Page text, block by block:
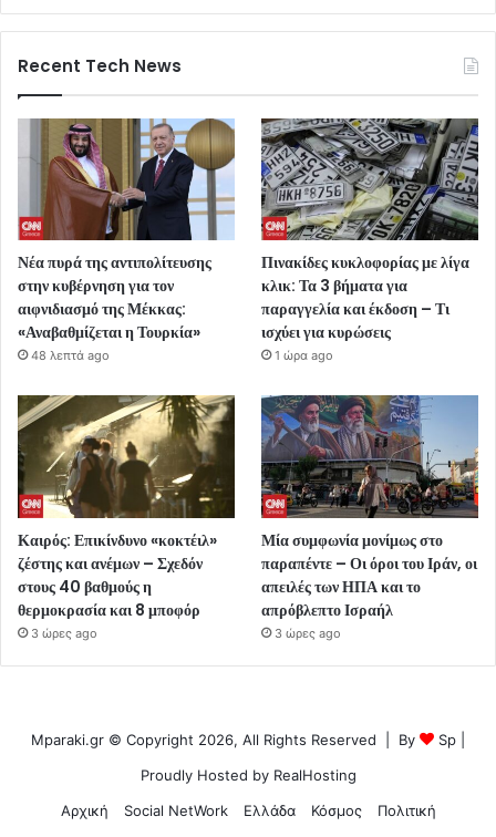
Recent Tech News
Νέα πυρά της αντιπολίτευσης
στην κυβέρνηση για τον
αιφνιδιασμό της Μέκκας:
«Αναβαθμίζεται η Τουρκία»
48 λεπτά ago
Πινακίδες κυκλοφορίας με λίγα
κλικ: Τα 3 βήματα για
παραγγελία και έκδοση – Τι
ισχύει για κυρώσεις
1 ώρα ago
Καιρός: Επικίνδυνο «κοκτέιλ»
ζέστης και ανέμων – Σχεδόν
στους 40 βαθμούς η
θερμοκρασία και 8 μποφόρ
3 ώρες ago
Μία συμφωνία μονίμως στο
παραπέντε – Οι όροι του Ιράν, οι
απειλές των ΗΠΑ και το
απρόβλεπτο Ισραήλ
3 ώρες ago
Mparaki.gr © Copyright 2026, All Rights Reserved | By Sp
Proudly Hosted by RealHosting
Αρχική
Social NetWork Ελλάδα Κόσμος
Πολιτική